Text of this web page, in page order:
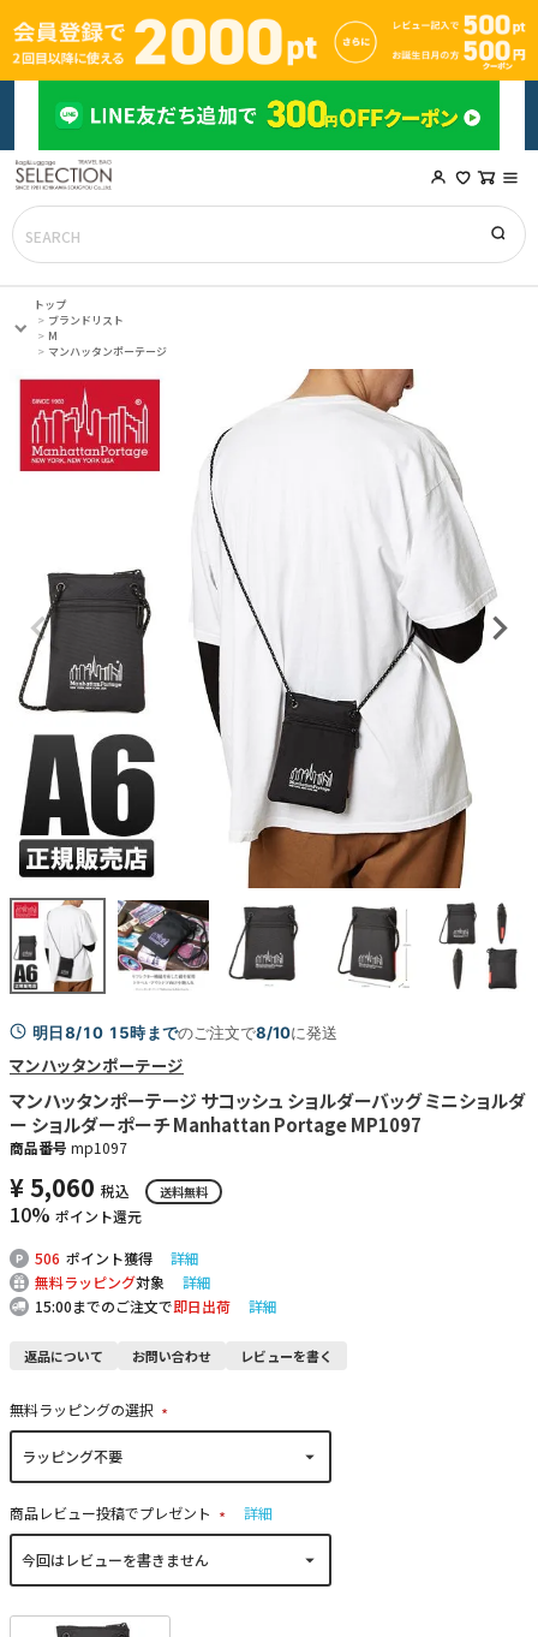
トップ
ブランドリスト
M
マンハッタンポーテージ
明日8/10 15時までのご注文で8/10に発送
マンハッタンポーテージ
マンハッタンポーテージ サコッシュ ショルダーバッグ ミニショルダ
ー ショルダーポーチ Manhattan Portage MP1097
商品番号 mp1097
¥5,060 税込 送料無料
10% ポイント還元
506 ポイント獲得
詳細
無料ラッピング対象
詳細
15:00までのご注文で即日出荷 詳細
返品について お問い合わせ レビューを書く
無料ラッピングの選択
(
商品レビュー投稿でプレゼント
(
詳細